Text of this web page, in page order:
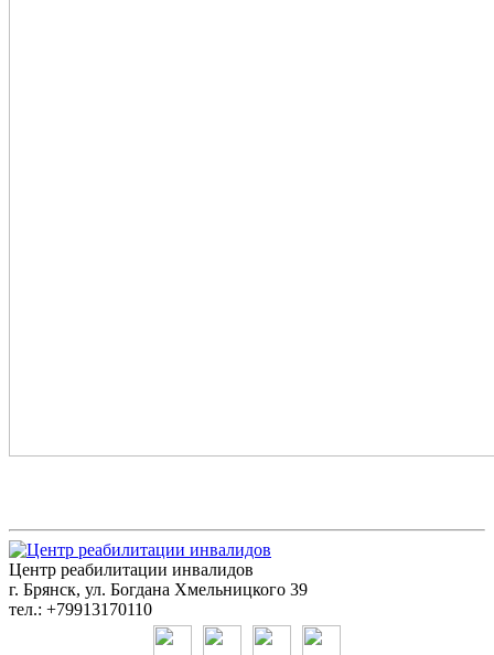
Центр реабилитации инвалидов
г. Брянск, ул. Богдана Хмельницкого 39
тел.: +79913170110